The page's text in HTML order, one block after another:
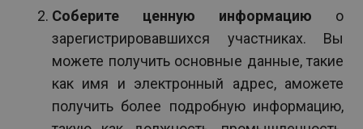
Соберите ценную информацию о
зарегистрировавшихся участниках. Вы
можете получить основные данные, такие
как имя и электронный адрес, аможете
получить более подробную информацию,